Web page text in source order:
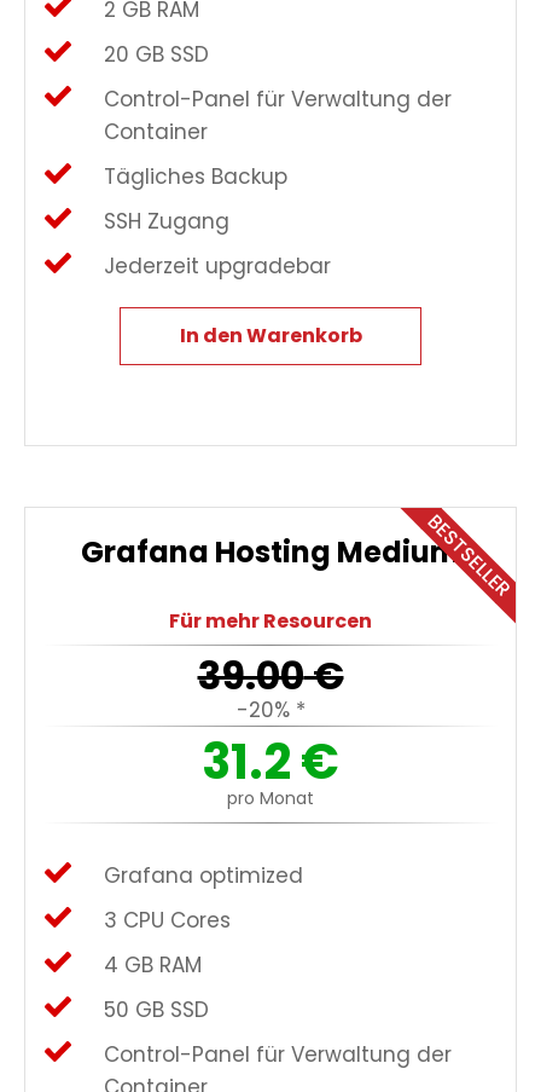
2 GB RAM
20 GB SSD
Control-Panel für Verwaltung der
Container
Tägliches Backup
SSH Zugang
Jederzeit upgradebar
In den Warenkorb
BESTSELLER
Grafana Hosting Medium
Für mehr Resourcen
39.00€
-20% *
31.2€
pro Monat
Grafana optimized
3 CPU Cores
4 GB RAM
50 GB SSD
Control-Panel für Verwaltung der